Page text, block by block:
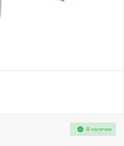
В наличии